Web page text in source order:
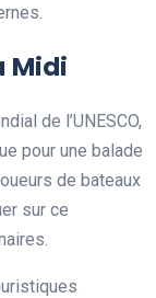
Midi
de l’UNESCO,
pour une balade
de bateaux
sur ce